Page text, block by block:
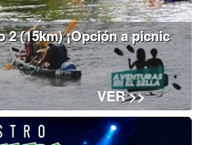
2 (15km) ¡Opción a picnic
VER >>